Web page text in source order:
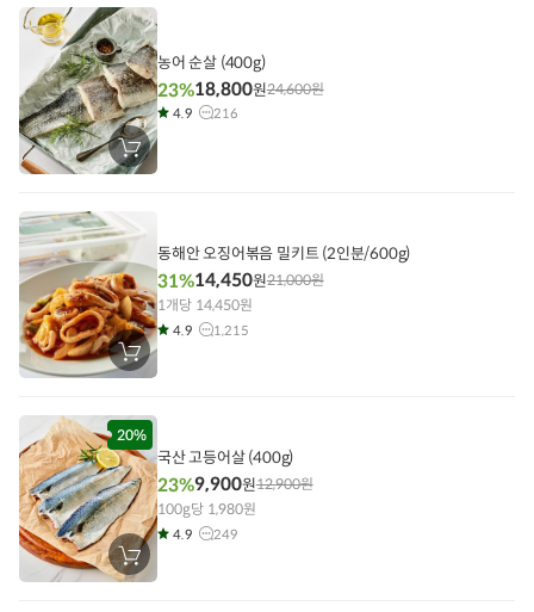
에
담
기
장
바
담
농어 순살 (400g)
23%18,800원24,600원
4.9 216
장
바
에
담
기
동해안 오징어볶음 밀키트 (2인분/600g)
31%14,450원21,000원
1개당 14,450원
4.9 1,215
20%
장
바
국산 고등어살 (400g)
23%9,900원12,900원
100g당 1,980원
4.9 249